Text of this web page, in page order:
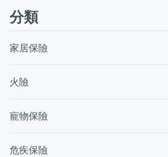
分類
家居保險
火險
寵物保險
危疾保險